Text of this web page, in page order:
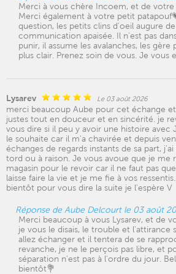
Merci à vous chère Incoem, et de votre
Merci également à votre petit
question, les petits clins d'oeil augure
communication apaisée. Il n'est pas
punir, il assume les avalanches, les
plus clair. Prenez soin de vous. Je vous
Lysarev Le 03 août 2026
merci beaucoup Aube pour cet échange
justes tout en douceur et en sincérité. je
vous dire si il peu y avoir une histoire avec
le souhaite car il m'a chavirée et depuis
échanges de regards instants de sa part,
tord ou à raison. Je vous avoue que je me
magasin pour le revoir car il ne faut pas
laisse faire la vie et je me fie à vos
bientôt pour vous dire la suite je l'espère V
Réponse de Aube Delcourt le 03 août
Merci beaucoup à vous Lysarev, et de
je vous le disais, le trouble et l'attirance
allez échanger et il tentera de se
revanche, je ne le perçois pas libre, et
séparation n'est pas à l'ordre du jour.
bientôt💐